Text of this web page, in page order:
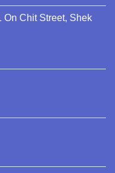
On Chit Street, Shek